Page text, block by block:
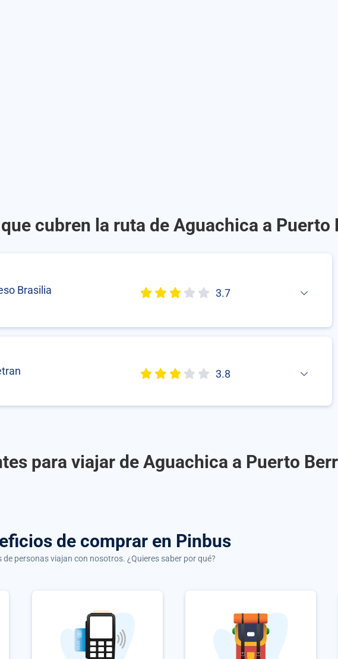
cubren la ruta de Aguachica a Puerto
Brasilia 3.7
3.8
para viajar de Aguachica a Puerto
de comprar en Pinbus
de personas viajan con nosotros. ¿Quieres saber por qué?